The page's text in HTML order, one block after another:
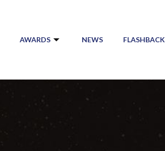
AWARDS NEWS FLASHBACK